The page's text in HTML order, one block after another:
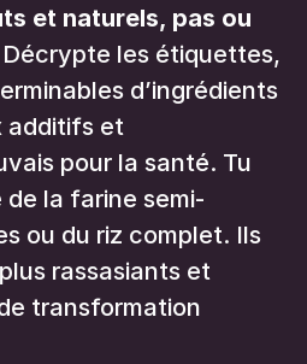
et naturels, pas ou
Décrypte les étiquettes,
d’ingrédients
additifs et
pour la santé. Tu
de la farine semi-
ou du riz complet. Ils
rassasiants et
transformation